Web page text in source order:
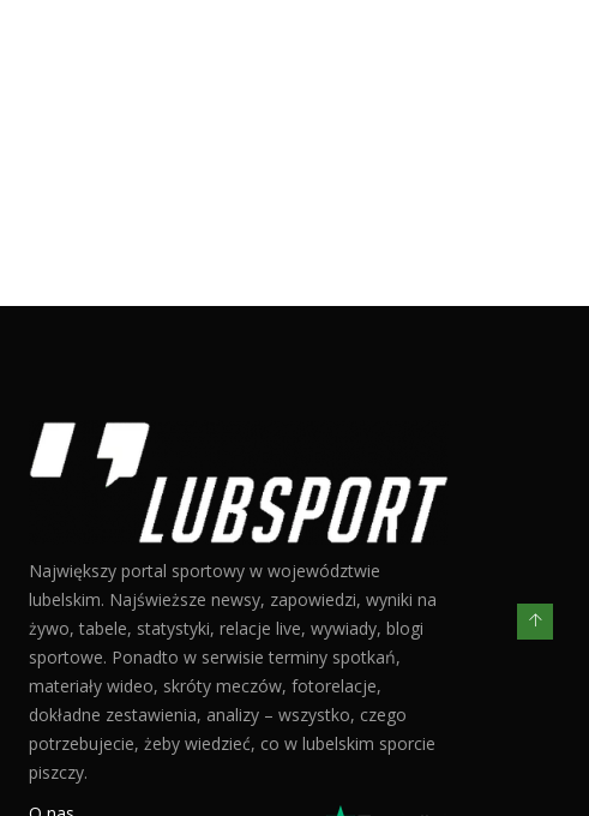
Największy portal sportowy w województwie
lubelskim. Najświeższe newsy, zapowiedzi, wyniki na
żywo, tabele, statystyki, relacje live, wywiady, blogi
sportowe. Ponadto w serwisie terminy spotkań,
materiały wideo, skróty meczów, fotorelacje,
dokładne zestawienia, analizy – wszystko, czego
potrzebujecie, żeby wiedzieć, co w lubelskim sporcie
piszczy.